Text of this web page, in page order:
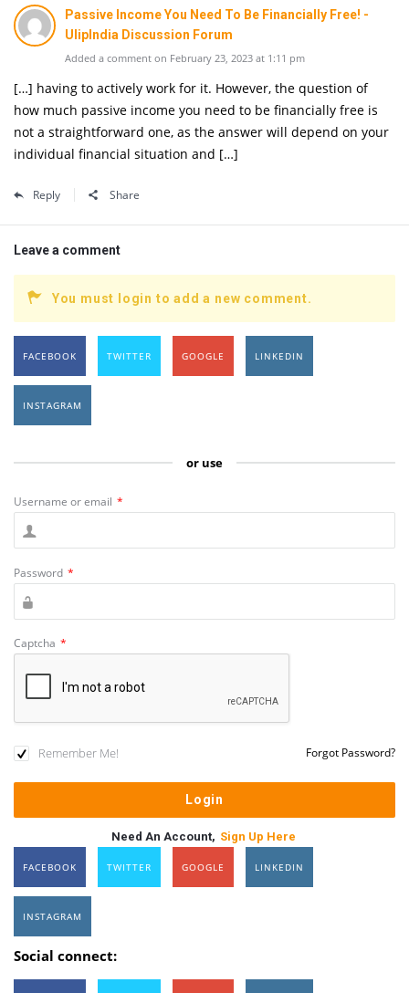
Passive Income You Need To Be Financially Free! -
UlipIndia Discussion Forum
Added a comment on February 23, 2023 at 1:11 pm
[…] having to actively work for it. However, the question of
how much passive income you need to be financially free is
not a straightforward one, as the answer will depend on your
individual financial situation and […]
Reply Share
Leave a comment
You must login to add a new comment.
FACEBOOK TWITTER GOOGLE LINKEDIN
INSTAGRAM
or use
Username or email *
Password *
Captcha *
Remember Me! Forgot Password?
Need An Account, Sign Up Here
FACEBOOK TWITTER GOOGLE LINKEDIN
INSTAGRAM
Social connect: